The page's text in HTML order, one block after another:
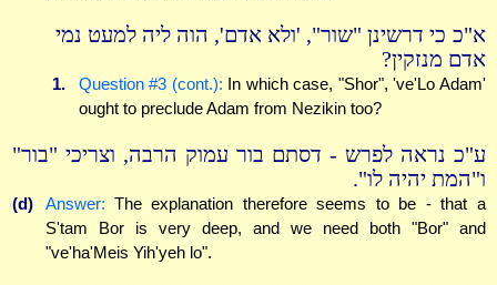
א"כ כי דרשינן "שור", 'ולא אדם', הוה ליה למעט נמי
אדם מנזקין?
1. Question #3 (cont.): In which case, "Shor", 've'Lo Adam'
ought to preclude Adam from Nezikin too?
ע"כ נראה לפרש - דסתם בור עמוק הרבה, וצריכי "בור"
ו"המת יהיה לו".
(d) Answer: The explanation therefore seems to be - that a
S'tam Bor is very deep, and we need both "Bor" and
"ve'ha'Meis Yih'yeh lo".